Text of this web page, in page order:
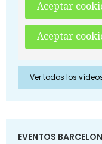
Aceptar
Aceptar
Ver todos los
EVENTOS